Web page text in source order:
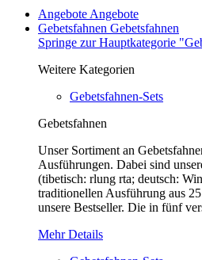
Angebote Angebote
Gebetsfahnen Gebetsfahnen
Springe zur Hauptkategorie
Weitere Kategorien
Gebetsfahnen-Sets
Gebetsfahnen
Unser Sortiment an
Ausführungen. Dabei sind
(tibetisch: rlung rta; deutsch:
traditionellen Ausführung aus
unsere Bestseller. Die in fünf
Mehr Details